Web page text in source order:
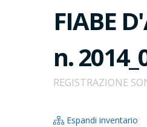
FIABE
n.
REGISTRAZIONE
Espandi inventario